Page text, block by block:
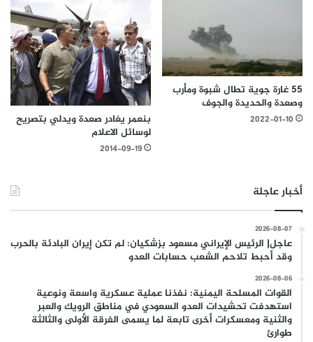
55 غارة جوية تطال شبوة ومأرب
وصعدة والحديدة والجوف
2022-01-10
بنعمر يغادر صعدة ويدلي بتصريح
لوسائل الاعلام
2014-09-19
أخبار عاجلة
2026-08-07
عاجل| الرئيس الإيراني مسعود بزشكيان: لم تكن إيران البادئة بالحرب
وقد أحبط تلاحم الشعب حسابات العدو
2026-08-06
القوات المسلحة اليمنية: نفذنا عملية عسكرية واسعة ونوعية
استهدفت تحشيدات العدو السعودي في مناطق الرويك والعبر
والثنية ومعسكرات أخرى تابعة لما يسمى الفرقة الأولى والثالثة
طوارئ